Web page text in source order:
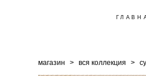
магазин > вся коллекция >